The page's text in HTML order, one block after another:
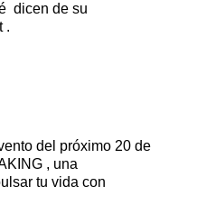
dicen de su
.
del próximo 20 de
, una
tu vida con